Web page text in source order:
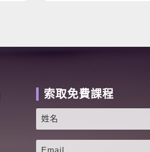
索取免費課程